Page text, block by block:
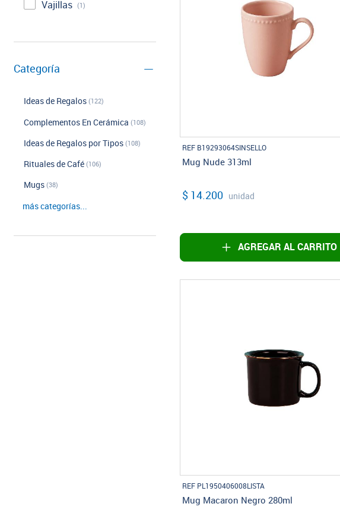
Vajillas(1)
Categoría
Ideas de Regalos (122)
Complementos En Cerámica (108)
Ideas de Regalos por Tipos (108)
Rituales de Café (106)
Mugs (38)
más categorías...
REF B19293064SINSELLO
Mug Nude 313ml
$ 14.200 unidad
AGREGAR AL CARRITO
REF PL1950406008LISTA
Mug Macaron Negro 280ml